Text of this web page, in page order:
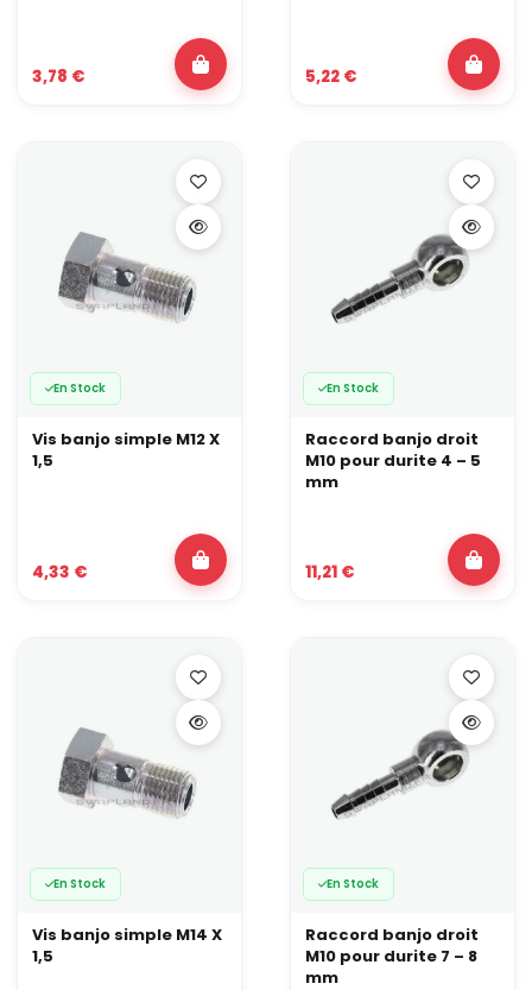
3,78 € 5,22 €
En Stock
Vis banjo simple M12 X
1,5
4,33 €
En Stock
Raccord banjo droit
M10 pour durite 4 – 5
mm
11,21 €
En Stock
Vis banjo simple M14 X
1,5
En Stock
Raccord banjo droit
M10 pour durite 7 – 8
mm